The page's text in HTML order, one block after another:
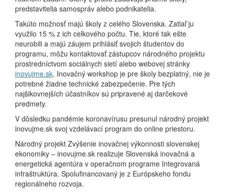
predstavitelia samospráv alebo podnikatelia.
Takúto možnosť majú školy z celého Slovenska. Zatiaľ ju
využilo 15 % z ich celkového počtu. Tie, ktoré tak ešte
neurobili a majú záujem prihlásiť svojich študentov do
programu, môžu kontaktovať zástupcov národného projektu
prostredníctvom sociálnych sietí alebo webovej stránky
inovujme.sk. Inovačný workshop je pre školy bezplatný, nie je
potrebné žiadne technické zabezpečenie. Pre tých
najšikovnejších účastníkov sú pripravené aj darčekové
predmety.
V dôsledku pandémie koronavírusu presunul národný projekt
inovujme.sk svoj vzdelávací program do online priestoru.
Národný projekt Zvýšenie inovačnej výkonnosti slovenskej
ekonomiky – inovujme.sk realizuje Slovenská inovačná a
energetická agentúra v operačnom programe Integrovaná
infraštruktúra. Spolufinancovaný je z Európskeho fondu
regionálneho rozvoja.